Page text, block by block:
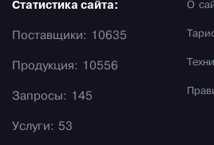
О
Статистика сайта:
Поставщики: 10635
Продукция: 10556
Запросы: 145
Услуги: 53